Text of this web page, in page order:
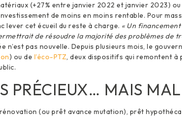
(+27% entre janvier 2022 et janvier 2023) ou
de moins en moins rentable. Pour
lever cet écueil du reste à charge. « Un
de résoudre la majorité des problèmes de
n’est pas nouvelle. Depuis plusieurs mois, le
) ou de l’éco-PTZ, deux dispositifs qui remontent à
PRÉCIEUX… MAIS
(ou prêt avance mutation), prêt